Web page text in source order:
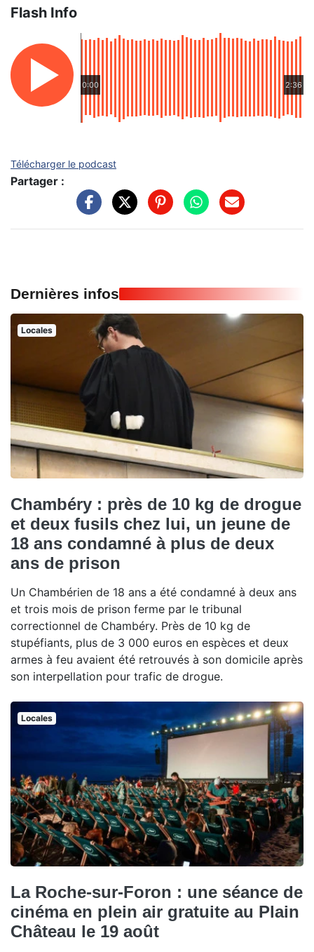
Flash Info
0:00 2:36
Télécharger le podcast
Partager :
Dernières infos
Locales
Chambéry : près de 10 kg de drogue
et deux fusils chez lui, un jeune de
18 ans condamné à plus de deux
ans de prison
Un Chambérien de 18 ans a été condamné à deux ans
et trois mois de prison ferme par le tribunal
correctionnel de Chambéry. Près de 10 kg de
stupéfiants, plus de 3 000 euros en espèces et deux
armes à feu avaient été retrouvés à son domicile après
son interpellation pour trafic de drogue.
Locales
La Roche-sur-Foron : une séance de
cinéma en plein air gratuite au Plain
Château le 19 août